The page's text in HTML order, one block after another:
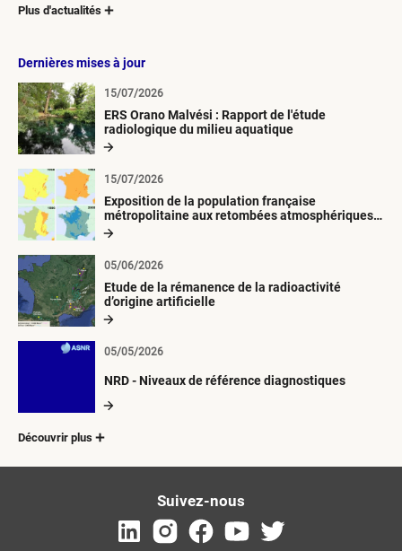
Plus d'actualités
Dernières mises à jour
ERS Orano Malvési : Rapport de l'étude
radiologique du milieu aquatique
15/07/2026
Exposition de la population française
métropolitaine aux retombées atmosphériques
radioactives depuis 1945
15/07/2026
Etude de la rémanence de la radioactivité
d’origine artificielle
05/06/2026
NRD - Niveaux de référence diagnostiques
05/05/2026
Découvrir plus
Suivez-nous